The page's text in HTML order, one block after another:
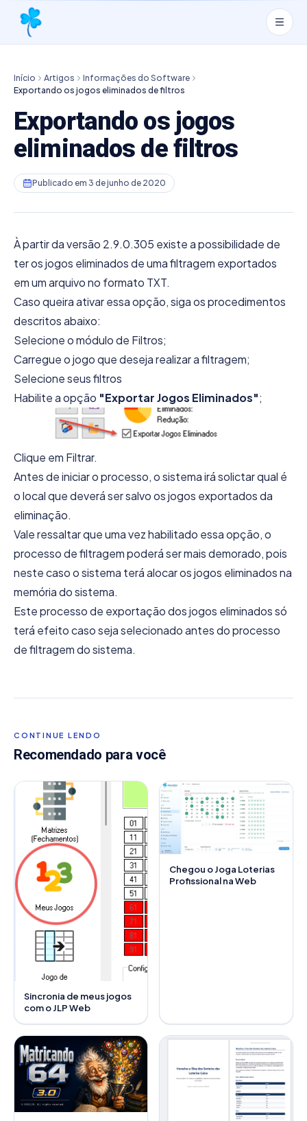
Início Artigos
Informações do Software
Exportando os jogos eliminados de filtros
Exportando os jogos
eliminados de filtros
Publicado em 3 de junho de 2020
À partir da versão 2.9.0.305 existe a possibilidade de
ter os jogos eliminados de uma filtragem exportados
em um arquivo no formato TXT.
Caso queira ativar essa opção, siga os procedimentos
descritos abaixo:
Selecione o módulo de Filtros;
Carregue o jogo que deseja realizar a filtragem;
Selecione seus filtros
Habilite a opção "Exportar Jogos Eliminados";
Clique em Filtrar.
Antes de iniciar o processo, o sistema irá solictar qual é
o local que deverá ser salvo os jogos exportados da
eliminação.
Vale ressaltar que uma vez habilitado essa opção, o
processo de filtragem poderá ser mais demorado, pois
neste caso o sistema terá alocar os jogos eliminados na
memória do sistema.
Este processo de exportação dos jogos eliminados só
terá efeito caso seja selecionado antes do processo
de filtragem do sistema.
CONTINUE LENDO
Recomendado para você
Sincronia de meus jogos
com o JLP Web
Chegou o Joga Loterias
Profissional na Web